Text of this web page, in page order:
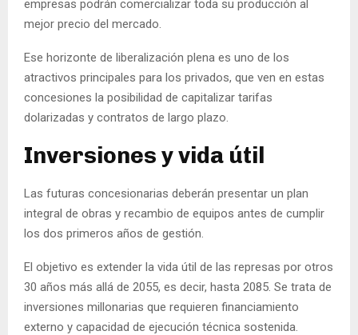
empresas podrán comercializar toda su producción al
mejor precio del mercado.
Ese horizonte de liberalización plena es uno de los
atractivos principales para los privados, que ven en estas
concesiones la posibilidad de capitalizar tarifas
dolarizadas y contratos de largo plazo.
Inversiones y vida útil
Las futuras concesionarias deberán presentar un plan
integral de obras y recambio de equipos antes de cumplir
los dos primeros años de gestión.
El objetivo es extender la vida útil de las represas por otros
30 años más allá de 2055, es decir, hasta 2085. Se trata de
inversiones millonarias que requieren financiamiento
externo y capacidad de ejecución técnica sostenida.